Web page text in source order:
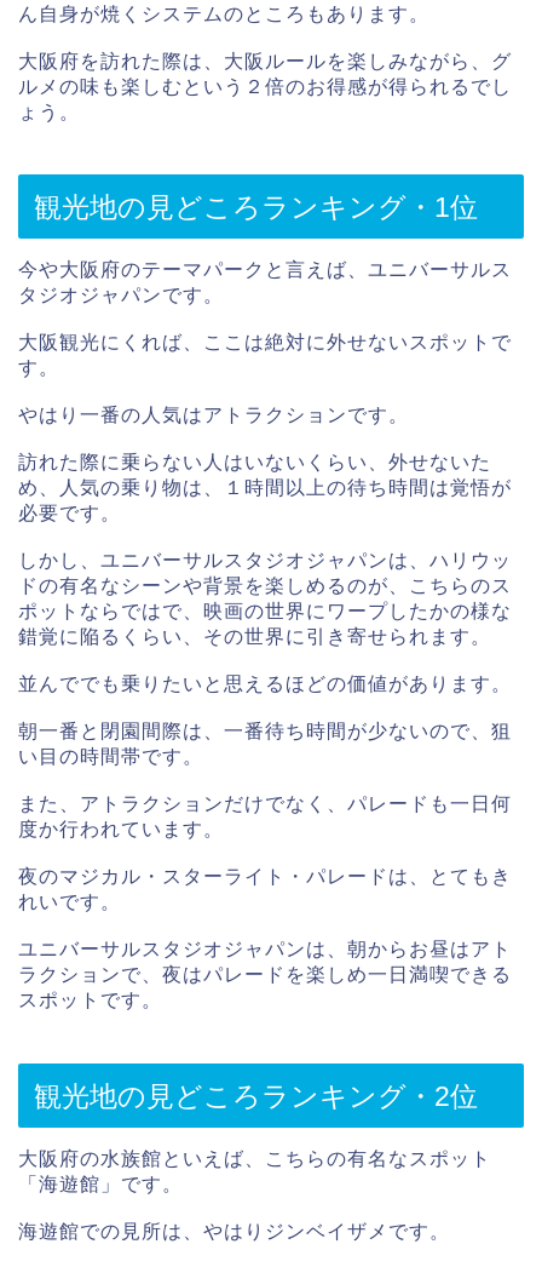
ん自身が焼くシステムのところもあります。
大阪府を訪れた際は、大阪ルールを楽しみながら、グ
ルメの味も楽しむという２倍のお得感が得られるでし
ょう。
観光地の見どころランキング・1位
今や大阪府のテーマパークと言えば、ユニバーサルス
タジオジャパンです。
大阪観光にくれば、ここは絶対に外せないスポットで
す。
やはり一番の人気はアトラクションです。
訪れた際に乗らない人はいないくらい、外せないた
め、人気の乗り物は、１時間以上の待ち時間は覚悟が
必要です。
しかし、ユニバーサルスタジオジャパンは、ハリウッ
ドの有名なシーンや背景を楽しめるのが、こちらのス
ポットならではで、映画の世界にワープしたかの様な
錯覚に陥るくらい、その世界に引き寄せられます。
並んででも乗りたいと思えるほどの価値があります。
朝一番と閉園間際は、一番待ち時間が少ないので、狙
い目の時間帯です。
また、アトラクションだけでなく、パレードも一日何
度か行われています。
夜のマジカル・スターライト・パレードは、とてもき
れいです。
ユニバーサルスタジオジャパンは、朝からお昼はアト
ラクションで、夜はパレードを楽しめ一日満喫できる
スポットです。
観光地の見どころランキング・2位
大阪府の水族館といえば、こちらの有名なスポット
「海遊館」です。
海遊館での見所は、やはりジンベイザメです。